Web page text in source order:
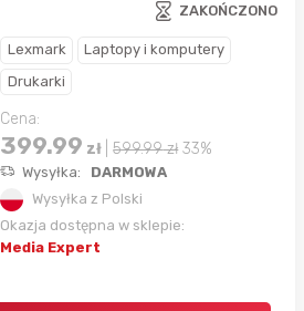
ZAKOŃCZONO
Lexmark
Laptopy i komputery
Drukarki
Cena:
399.99 zł 599.99zł 33%
Wysyłka:
DARMOWA
Wysyłka z Polski
Okazja dostępna w sklepie:
Media Expert